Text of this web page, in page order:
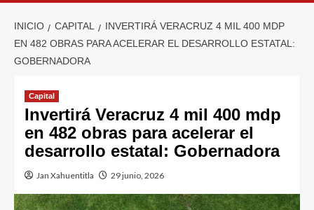
INICIO CAPITAL
INVERTIRÁ VERACRUZ 4 MIL 400 MDP
EN 482 OBRAS PARA ACELERAR EL DESARROLLO ESTATAL:
GOBERNADORA
Capital
Invertirá Veracruz 4 mil 400 mdp
en 482 obras para acelerar el
desarrollo estatal: Gobernadora
Jan Xahuentitla 29 junio, 2026